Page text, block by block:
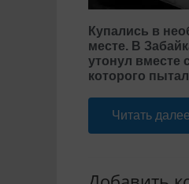
Купались в
месте. В
утонул вместе
которого
Читать далее